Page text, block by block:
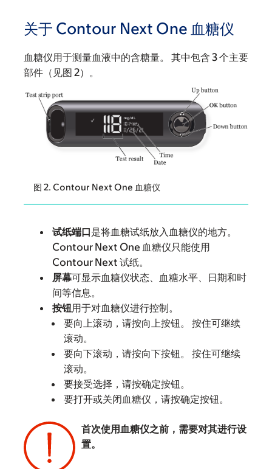
关于 Contour Next One 血糖仪
血糖仪用于测量血液中的含糖量。 其中包含 3 个主要
部件（见图 2）。
图 2. Contour Next One 血糖仪
试纸端口是将血糖试纸放入血糖仪的地方。
Contour Next One 血糖仪只能使用
Contour Next 试纸。
屏幕可显示血糖仪状态、血糖水平、日期和时
间等信息。
按钮用于对血糖仪进行控制。
要向上滚动，请按向上按钮。 按住可继续
滚动。
要向下滚动，请按向下按钮。 按住可继续
滚动。
要接受选择，请按确定按钮。
要打开或关闭血糖仪，请按确定按钮。
首次使用血糖仪之前，需要对其进行设
置。